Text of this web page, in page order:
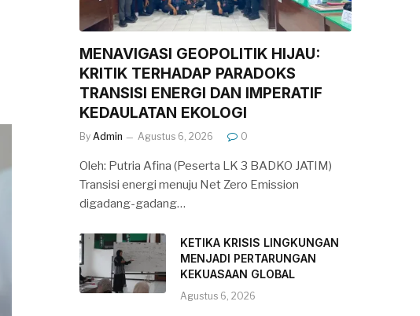
MENAVIGASI GEOPOLITIK HIJAU:
KRITIK TERHADAP PARADOKS
TRANSISI ENERGI DAN IMPERATIF
KEDAULATAN EKOLOGI
By Admin Agustus 6, 2026 0
Oleh: Putria Afina (Peserta LK 3 BADKO JATIM)
Transisi energi menuju Net Zero Emission
digadang-gadang…
KETIKA KRISIS LINGKUNGAN
MENJADI PERTARUNGAN
KEKUASAAN GLOBAL
Agustus 6, 2026